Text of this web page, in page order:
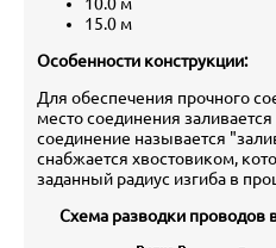
15.0 м
Особенности конструкции:
Для обеспечения прочного
место соединения заливается
соединение называется
снабжается хвостовиком,
заданный радиус изгиба в
Схема разводки проводов